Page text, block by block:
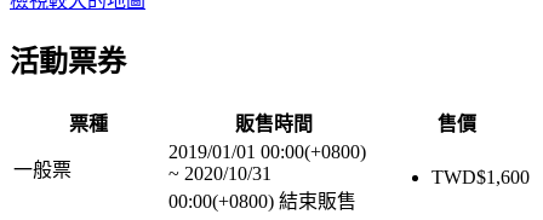
活動票券
票種 販售時間 售價
一般票
2019/01/01 00:00(+0800)
~ 2020/10/31
00:00(+0800) 結束販售
TWD$1,600